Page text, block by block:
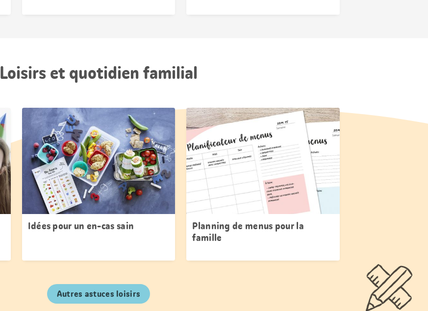
Loisirs et quotidien familial
Idées pour un en-cas sain
Planning de menus pour la
famille
Autres astuces loisirs